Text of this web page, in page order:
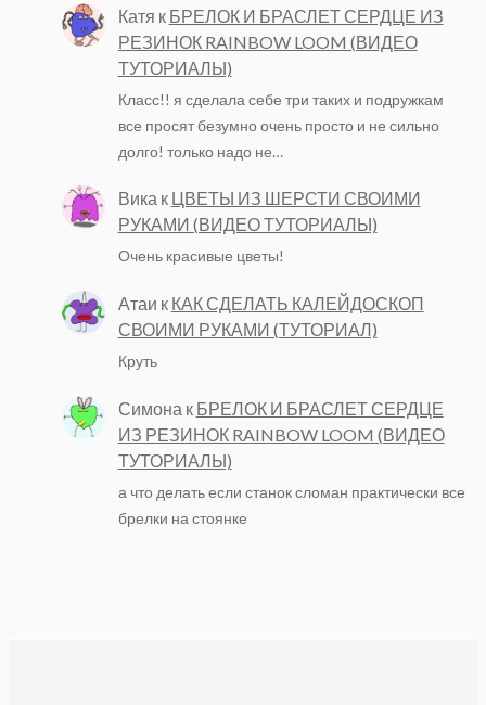
Катя к БРЕЛОК И БРАСЛЕТ СЕРДЦЕ ИЗ
РЕЗИНОК RAINBOW LOOM (ВИДЕО
ТУТОРИАЛЫ)
Класс!! я сделала себе три таких и подружкам
все просят безумно очень просто и не сильно
долго! только надо не…
Вика к ЦВЕТЫ ИЗ ШЕРСТИ СВОИМИ
РУКАМИ (ВИДЕО ТУТОРИАЛЫ)
Очень красивые цветы!
Атаи к КАК СДЕЛАТЬ КАЛЕЙДОСКОП
СВОИМИ РУКАМИ (ТУТОРИАЛ)
Круть
Симона к БРЕЛОК И БРАСЛЕТ СЕРДЦЕ
ИЗ РЕЗИНОК RAINBOW LOOM (ВИДЕО
ТУТОРИАЛЫ)
а что делать если станок сломан практически все
брелки на стоянке